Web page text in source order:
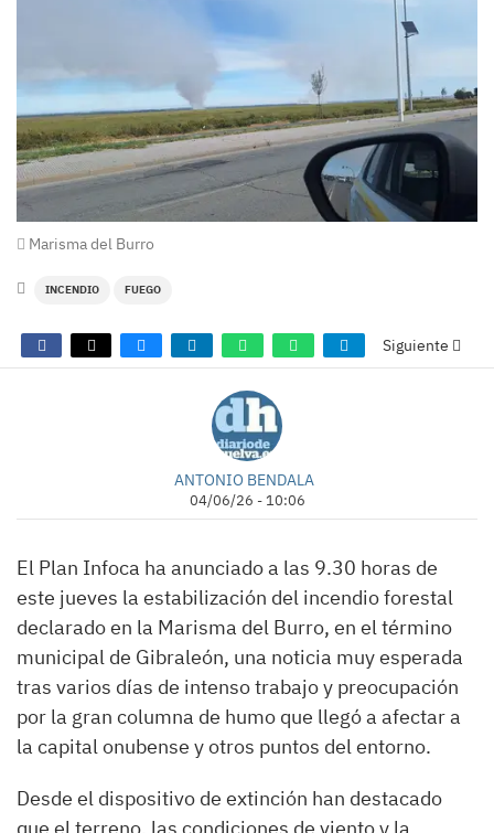
Marisma del Burro
INCENDIO FUEGO
Siguiente
ANTONIO BENDALA
04/06/26 - 10:06
El Plan Infoca ha anunciado a las 9.30 horas de
este jueves la estabilización del incendio forestal
declarado en la Marisma del Burro, en el término
municipal de Gibraleón, una noticia muy esperada
tras varios días de intenso trabajo y preocupación
por la gran columna de humo que llegó a afectar a
la capital onubense y otros puntos del entorno.
Desde el dispositivo de extinción han destacado